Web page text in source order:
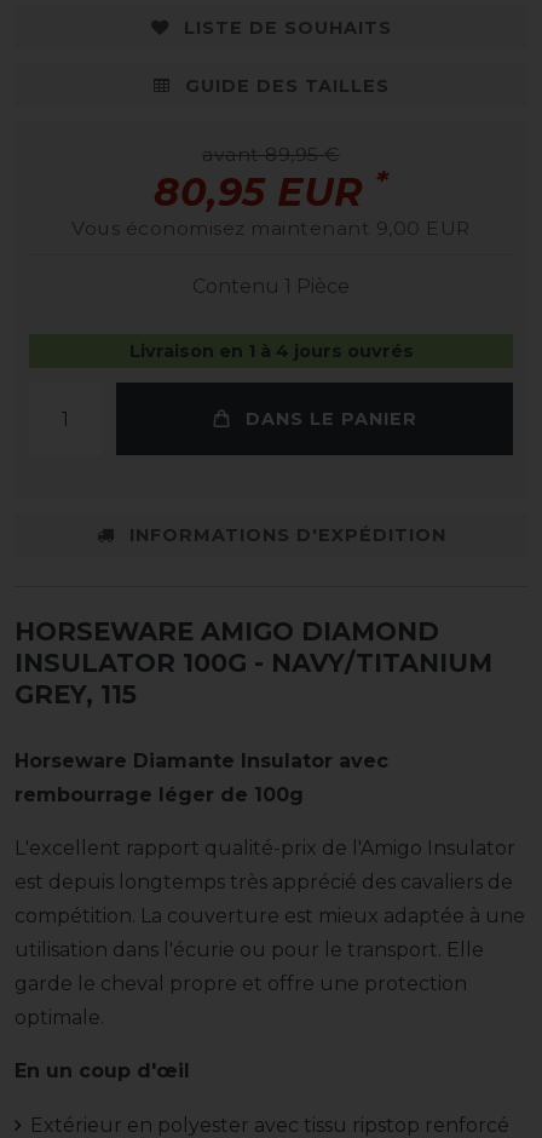
LISTE DE SOUHAITS
GUIDE DES TAILLES
avant 89,95 €
80,95 EUR *
Vous économisez maintenant 9,00 EUR
Contenu 1 Pièce
Livraison en 1 à 4 jours ouvrés
DANS LE PANIER
INFORMATIONS D'EXPÉDITION
HORSEWARE AMIGO DIAMOND
INSULATOR 100G - NAVY/TITANIUM
GREY, 115
Horseware Diamante Insulator avec
rembourrage léger de 100g
L'excellent rapport qualité-prix de l'Amigo Insulator
est depuis longtemps très apprécié des cavaliers de
compétition. La couverture est mieux adaptée à une
utilisation dans l'écurie ou pour le transport. Elle
garde le cheval propre et offre une protection
optimale.
En un coup d'œil
Extérieur en polyester avec tissu ripstop renforcé